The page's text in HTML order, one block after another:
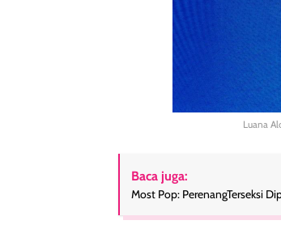
Luana
Baca juga:
Most Pop: PerenangTerseksi